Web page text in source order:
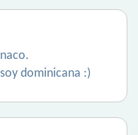
dominicana :)